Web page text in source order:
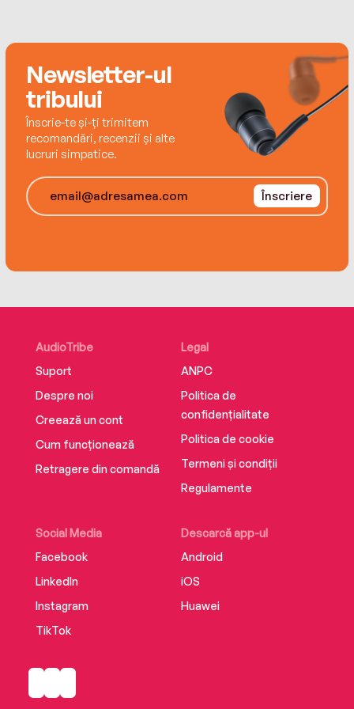
Newsletter-ul
tribului
Înscrie-te și-ți trimitem
recomandări, recenzii și alte
lucruri simpatice.
Înscriere
AudioTribe
Suport
Despre noi
Creează un cont
Cum funcționează
Retragere din comandă
Social Media
Facebook
LinkedIn
Instagram
TikTok
Descarcă app-ul
Android
iOS
Huawei
Legal
ANPC
Politica de
confidențialitate
Politica de cookie
Termeni și condiții
Regulamente